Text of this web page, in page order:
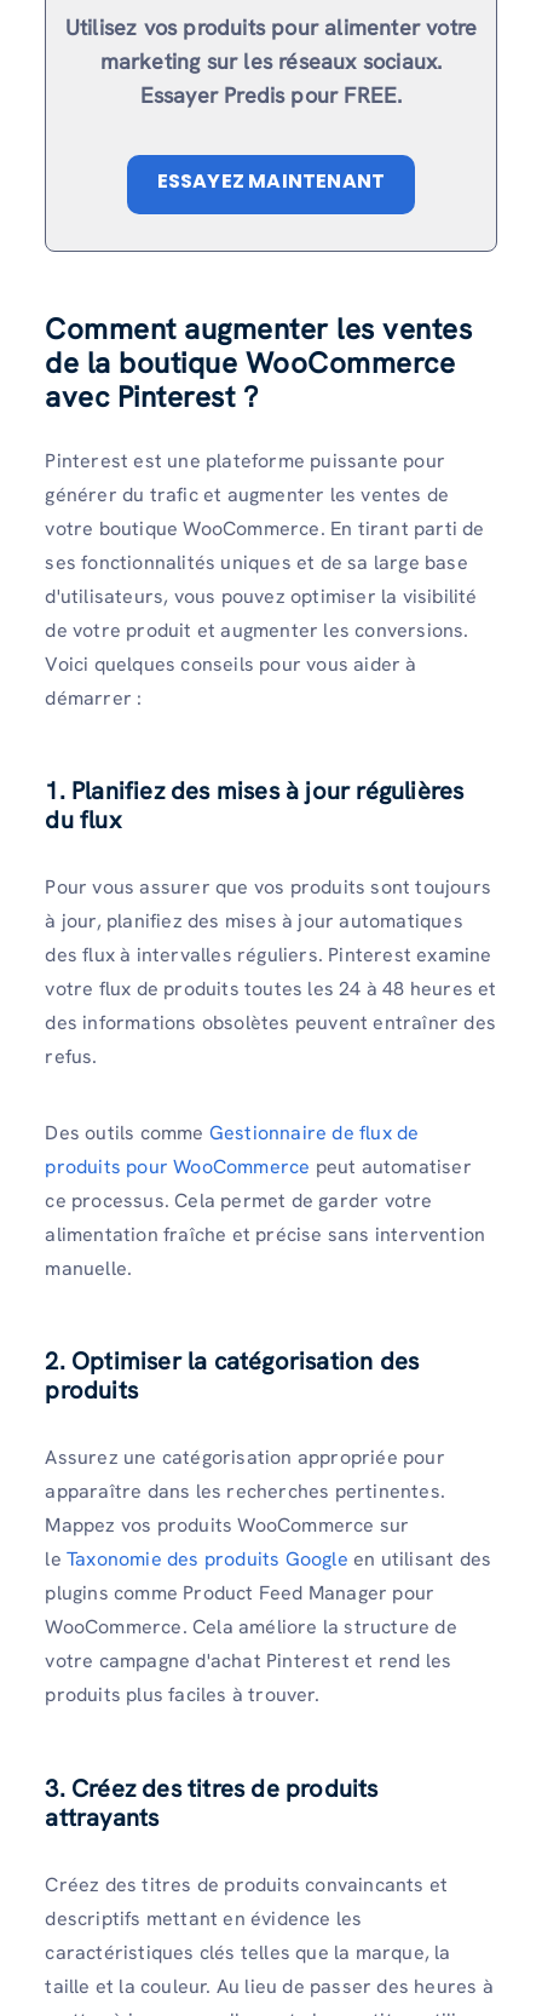
Utilisez vos produits pour alimenter votre
marketing sur les réseaux sociaux.
Essayer Predis pour FREE.
ESSAYEZ MAINTENANT
Comment augmenter les ventes
de la boutique WooCommerce
avec Pinterest ?
Pinterest est une plateforme puissante pour
générer du trafic et augmenter les ventes de
votre boutique WooCommerce. En tirant parti de
ses fonctionnalités uniques et de sa large base
d'utilisateurs, vous pouvez optimiser la visibilité
de votre produit et augmenter les conversions.
Voici quelques conseils pour vous aider à
démarrer :
1. Planifiez des mises à jour régulières
du flux
Pour vous assurer que vos produits sont toujours
à jour, planifiez des mises à jour automatiques
des flux à intervalles réguliers. Pinterest examine
votre flux de produits toutes les 24 à 48 heures et
des informations obsolètes peuvent entraîner des
refus.
Des outils comme Gestionnaire de flux de
produits pour WooCommerce peut automatiser
ce processus. Cela permet de garder votre
alimentation fraîche et précise sans intervention
manuelle.
2. Optimiser la catégorisation des
produits
Assurez une catégorisation appropriée pour
apparaître dans les recherches pertinentes.
Mappez vos produits WooCommerce sur
le Taxonomie des produits Google en utilisant des
plugins comme Product Feed Manager pour
WooCommerce. Cela améliore la structure de
votre campagne d'achat Pinterest et rend les
produits plus faciles à trouver.
3. Créez des titres de produits
attrayants
Créez des titres de produits convaincants et
descriptifs mettant en évidence les
caractéristiques clés telles que la marque, la
taille et la couleur. Au lieu de passer des heures à